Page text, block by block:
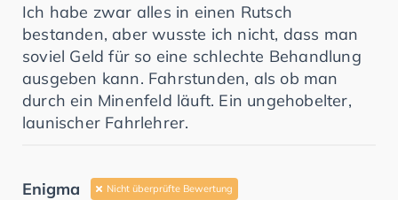
Ich habe zwar alles in einen Rutsch
bestanden, aber wusste ich nicht, dass man
soviel Geld für so eine schlechte Behandlung
ausgeben kann. Fahrstunden, als ob man
durch ein Minenfeld läuft. Ein ungehobelter,
launischer Fahrlehrer.
Enigma Nicht überprüfte Bewertung